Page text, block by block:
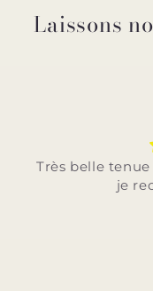
Laissons
Très belle
je